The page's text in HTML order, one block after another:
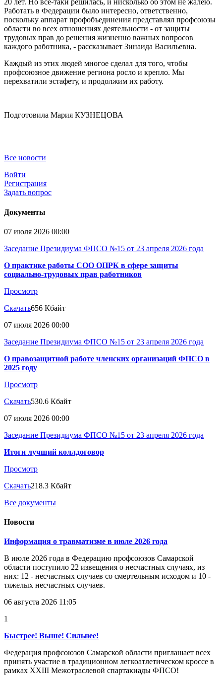
20 лет. Но все-таки решилась, и нисколько об этом не жалею.
Работать в Федерации было интересно, ответственно,
поскольку аппарат профобъединения представлял профсоюзы
области во всех отношениях деятельности - от защиты
трудовых прав до решения жизненно важных вопросов
каждого работника, - рассказывает Зинаида Васильевна.
Каждый из этих людей многое сделал для того, чтобы
профсоюзное движение региона росло и крепло. Мы
перехватили эстафету, и продолжим их работу.
Подготовила Мария КУЗНЕЦОВА
Все новости
Войти
Регистрация
Задать вопрос
Документы
07 июля 2026 00:00
Заседание Президиума ФПСО №15 от 23 апреля 2026 года
О практике работы СОО ОПРК в сфере защиты
социально-трудовых прав работников
Просмотр
Скачать656 Кбайт
07 июля 2026 00:00
Заседание Президиума ФПСО №15 от 23 апреля 2026 года
О правозащитной работе членских организаций ФПСО в
2025 году
Просмотр
Скачать530.6 Кбайт
07 июля 2026 00:00
Заседание Президиума ФПСО №15 от 23 апреля 2026 года
Итоги лучший коллдоговор
Просмотр
Скачать218.3 Кбайт
Все документы
Новости
Информация о травматизме в июле 2026 года
В июле 2026 года в Федерацию профсоюзов Самарской
области поступило 22 извещения о несчастных случаях, из
них: 12 - несчастных случаев со смертельным исходом и 10 -
тяжелых несчастных случаев.
06 августа 2026 11:05
1
Быстрее! Выше! Сильнее!
Федерация профсоюзов Самарской области приглашает всех
принять участие в традиционном легкоатлетическом кроссе в
рамках XXIII Межотраслевой спартакиады ФПСО!